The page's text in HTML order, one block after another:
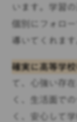
います。学習
個別にフォロ
導いてくれます
確実に高等学
て、心強い存
く、生活面で
く、安心して